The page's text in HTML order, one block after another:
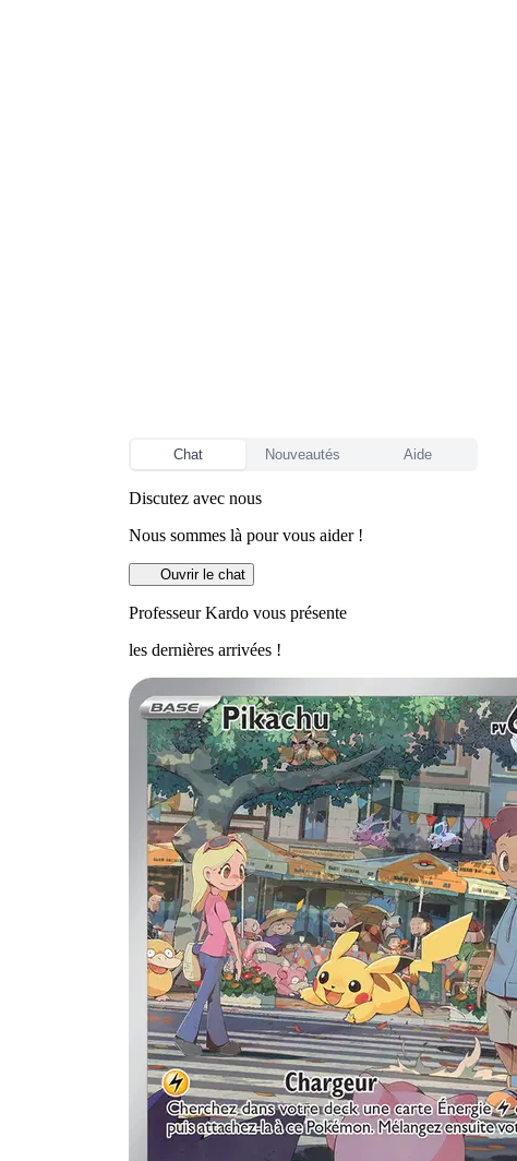
Chat Nouveautés Aide
Discutez avec nous
Nous sommes là pour vous aider !
Ouvrir le chat
Professeur Kardo vous présente
les dernières arrivées !